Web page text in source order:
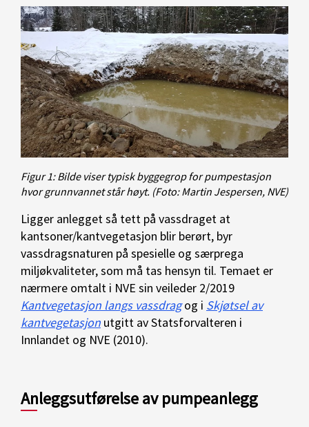
Figur 1: Bilde viser typisk byggegrop for pumpestasjon
hvor grunnvannet står høyt. (Foto: Martin Jespersen, NVE)
Ligger anlegget så tett på vassdraget at
kantsoner/kantvegetasjon blir berørt, byr
vassdragsnaturen på spesielle og særprega
miljøkvaliteter, som må tas hensyn til. Temaet er
nærmere omtalt i NVE sin veileder 2/2019
Kantvegetasjon langs vassdragog i Skjøtsel av
kantvegetasjon utgitt av Statsforvalteren i
Innlandet og NVE (2010).
Anleggsutførelse av pumpeanlegg